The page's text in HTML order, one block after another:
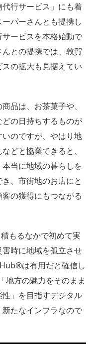
行サービス」にも着
パーさんとも提携し
ービスを本格始動で
との提携では、敦賀
の拡大も見据えてい
品は、お茶菓子や、
の日持ちするものが
のですが、やはり地
どと協業できると、
当に地域の暮らしを
、市街地のお店にと
の獲得にもつながる
もるなかで初めて実
時に地域を孤立させ
は有用だと確信し
地方の魅力をそのまま
」を目指すデジタル
たなインフラなので